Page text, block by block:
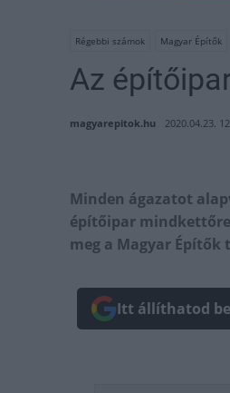
Régebbi számok Magyar Építők
Az
magyarepitok.hu 2020.04.23.
Minden ágazatot
építőipar
meg a Magyar Építők
Itt állíthatod